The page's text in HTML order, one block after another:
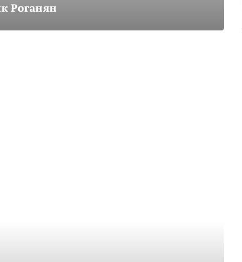
Роганян